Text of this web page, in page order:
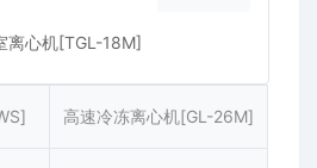
离心机[TGL-18M]
高速冷冻离心机[GL-26M]